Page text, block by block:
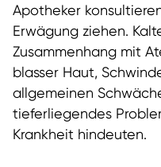
Apotheker
Erwägung ziehen.
Zusammenhang mit
blasser Haut,
allgemeinen
tieferliegendes
Krankheit hindeuten.